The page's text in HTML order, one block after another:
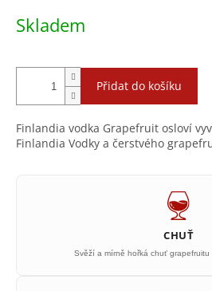
Skladem
Přidat do košíku
Finlandia vodka Grapefruit osloví
Finlandia Vodky a čerstvého
CHUŤ
Svěží a mírně hořká chuť grapefruitu